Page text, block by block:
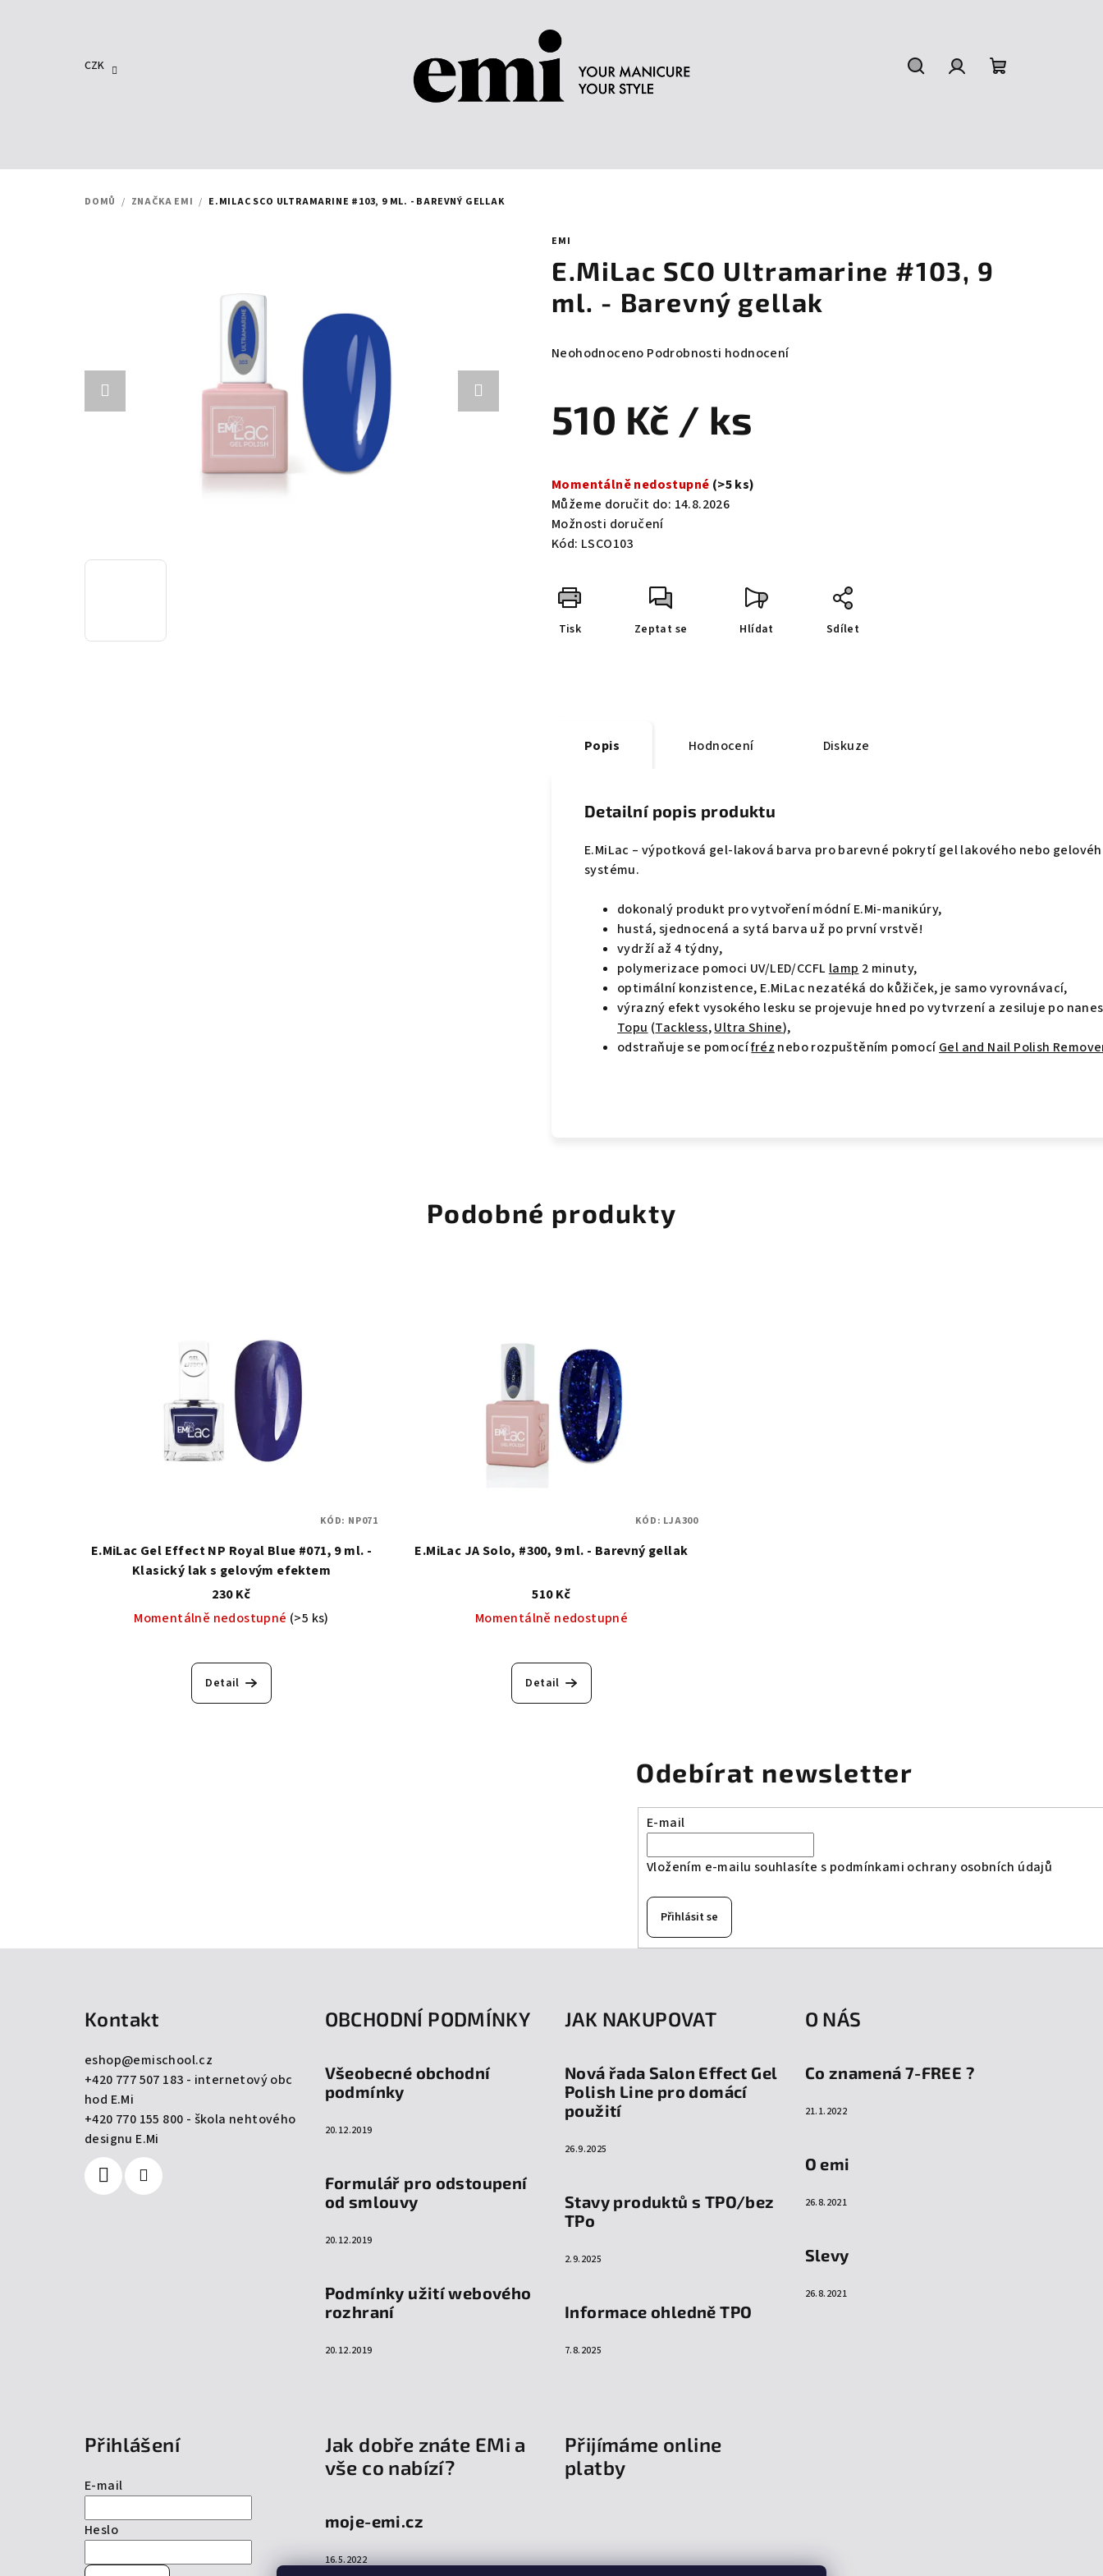
CZK
DOMŮ / ZNAČKA EMI / E.MILAC SCO ULTRAMARINE #103, 9 ML. - BAREVNÝ GELLAK
EMI
E.MiLac SCO Ultramarine #103, 9
ml. - Barevný gellak
Průměrné
je
0,0
hvězdiček.
Neohodnoceno Podrobnosti hodnocení
510 Kč / ks
cena:
Momentálně nedostupné (>5 ks)
Můžeme doručit do: 14.8.2026
Možnosti doručení
Kód: LSCO103
Tisk Zeptat se Hlídat Sdílet
Popis Hodnocení Diskuze
Detailní popis produktu
E.MiLac – výpotková gel-laková barva pro barevné pokrytí gel lakového nebo
systému.
dokonalý produkt pro vytvoření módní E.Mi-manikúry,
hustá, sjednocená a sytá barva už po první vrstvě!
vydrží až 4 týdny,
polymerizace pomoci UV/LED/CCFL lamp 2 minuty,
optimální konzistence, E.MiLac nezatéká do kůžiček, je samo vyrovnávací,
výrazný efekt vysokého lesku se projevuje hned po vytvrzení a zesiluje po
Topu (Tackless,Ultra Shine),
odstraňuje se pomocífréz nebo rozpuštěním pomocíGel and Nail Polish
Podobné produkty
E.MiLac Gel Effect NP Royal Blue #071, 9 ml. -
Klasický lak s gelovým efektem
230 Kč
Momentálně nedostupné (>5 ks)
Detail
KÓD: NP071
E.MiLac JA Solo, #300, 9 ml. - Barevný gellak
510 Kč
Momentálně nedostupné
Detail
KÓD: LJA300
Odebírat newsletter
E-mail
Vložením e-mailu souhlasíte s podmínkami ochrany osobních údajů
Přihlásit se
Kontakt
eshop@emischool.cz
+420 777 507 183 - internetový obc
hod E.Mi
+420 770 155 800 - škola nehtového
designu E.Mi
OBCHODNÍ PODMÍNKY
Všeobecné obchodní
podmínky
20.12.2019
Formulář pro odstoupení
od smlouvy
20.12.2019
Podmínky užití webového
rozhraní
20.12.2019
JAK NAKUPOVAT
Nová řada Salon Effect Gel
Polish Line pro domácí
použití
26.9.2025
Stavy produktů s TPO/bez
TPo
2.9.2025
Informace ohledně TPO
7.8.2025
O NÁS
Co znamená 7-FREE ?
21.1.2022
O emi
26.8.2021
Slevy
26.8.2021
Přihlášení
E-mail
Heslo
Jak dobře znáte EMi a
vše co nabízí?
moje-emi.cz
16.5.2022
Přijímáme online
platby